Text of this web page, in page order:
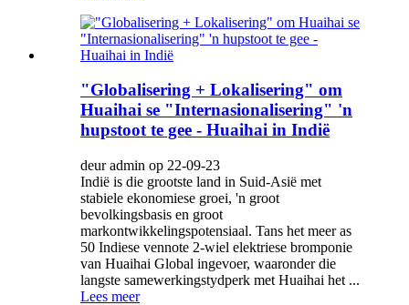
"Globalisering + Lokalisering" om
Huaihai se "Internasionalisering" 'n
hupstoot te gee - Huaihai in Indië
deur admin op 22-09-23
Indië is die grootste land in Suid-Asië met
stabiele ekonomiese groei, 'n groot
bevolkingsbasis en groot
markontwikkelingspotensiaal. Tans het meer as
50 Indiese vennote 2-wiel elektriese bromponie
van Huaihai Global ingevoer, waaronder die
langste samewerkingstydperk met Huaihai het ...
Lees meer